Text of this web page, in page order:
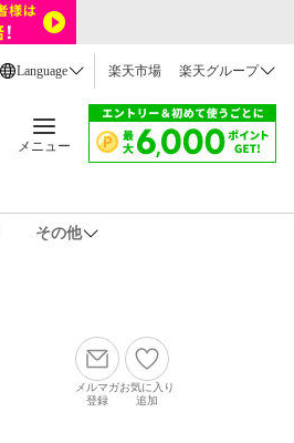
Language 楽天市場 楽天グループ
メニュー
その他
メルマガ
登録
お気に入り
追加